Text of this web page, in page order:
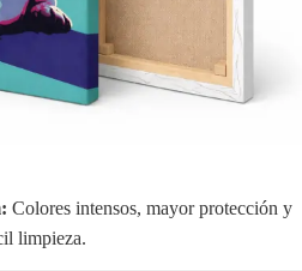
Colores intensos, mayor protección y
limpieza.